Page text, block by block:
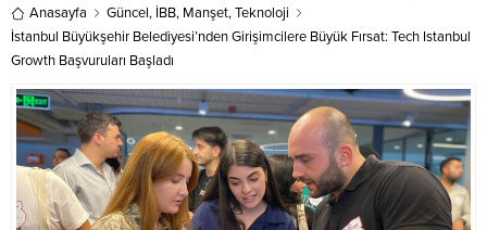
Anasayfa Güncel, İBB, Manşet,Teknoloji
İstanbul Büyükşehir Belediyesi’nden Girişimcilere Büyük Fırsat: Tech Istanbul
Growth Başvuruları Başladı